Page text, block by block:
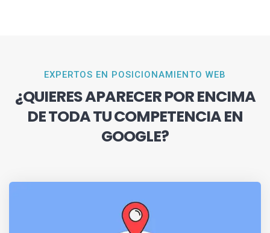
EXPERTOS EN POSICIONAMIENTO WEB
¿QUIERES APARECER POR ENCIMA
DE TODA TU COMPETENCIA EN
GOOGLE?